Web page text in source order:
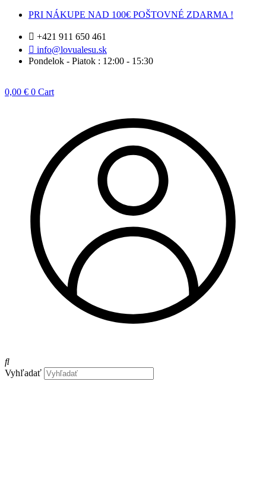
Preskočiť
obsah
PRI NÁKUPE NAD 100€ POŠTOVNÉ ZDARMA !
+421 911 650 461
info@lovualesu.sk
Pondelok - Piatok : 12:00 - 15:30
0,00 € 0 Cart
Vyhľadať